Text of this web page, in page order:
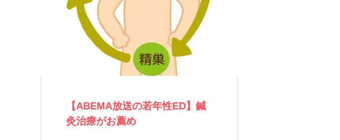
【ABEMA放送の若年性ED】鍼
灸治療がお薦め